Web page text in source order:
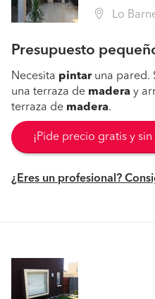
Lo Barnechea
Presupuesto
Necesita pintaruna pared.
una terraza de madera y
terraza de madera.
¡Pide precio gratis y
¿Eres un profesional?